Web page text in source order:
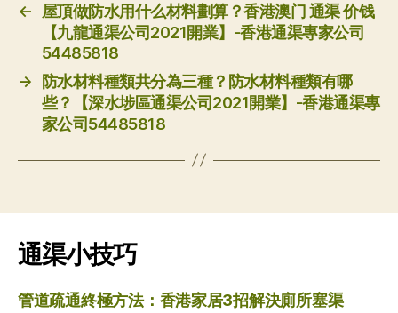
←
屋頂做防水用什么材料劃算？香港澳门 通渠 价钱
【九龍通渠公司2021開業】-香港通渠專家公司
54485818
→
防水材料種類共分為三種？防水材料種類有哪
些？【深水埗區通渠公司2021開業】-香港通渠專
家公司54485818
通渠小技巧
管道疏通終極方法：香港家居3招解決廁所塞渠